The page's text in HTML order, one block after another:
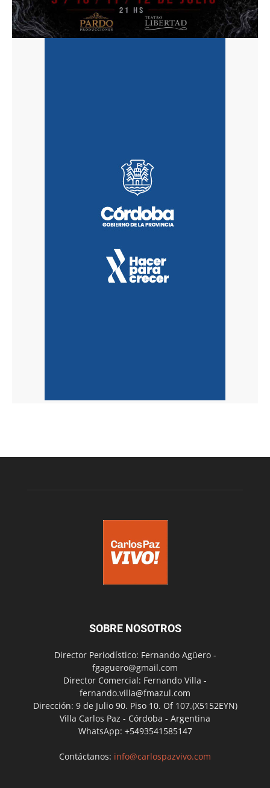
SOBRE NOSOTROS
Director Periodístico: Fernando Agüero -
fgaguero@gmail.com
Director Comercial: Fernando Villa -
fernando.villa@fmazul.com
Dirección: 9 de Julio 90. Piso 10. Of 107.(X5152EYN)
Villa Carlos Paz - Córdoba - Argentina
WhatsApp: +5493541585147
Contáctanos: info@carlospazvivo.com